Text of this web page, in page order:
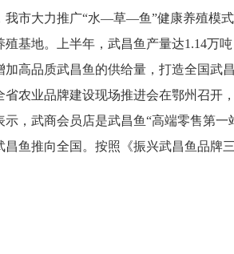
大力推广“水—草—鱼”健康养殖模式
殖基地。上半年，武昌鱼产量达1.14万
加高品质武昌鱼的供给量，打造全国武
业品牌建设现场推进会在鄂州召开，
示，武商会员店是武昌鱼“高端零售第
昌鱼推向全国。按照《振兴武昌鱼品牌